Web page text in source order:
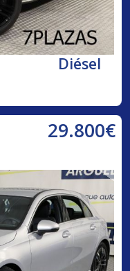
Diésel
29.800€